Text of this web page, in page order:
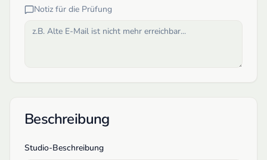
Notiz für die Prüfung
Beschreibung
Studio-Beschreibung